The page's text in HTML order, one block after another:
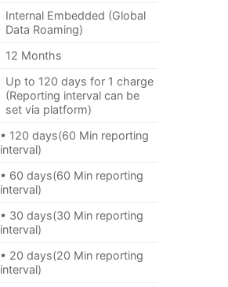
Internal Embedded (Global
Data Roaming)
12 Months
Up to 120 days for 1 charge
(Reporting interval can be
set via platform)
• 120 days(60 Min reporting
interval)
• 60 days(60 Min reporting
interval)
• 30 days(30 Min reporting
interval)
• 20 days(20 Min reporting
interval)